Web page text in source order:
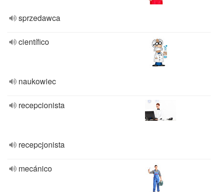
sprzedawca
científico
naukowiec
recepcionista
recepcjonista
mecánico